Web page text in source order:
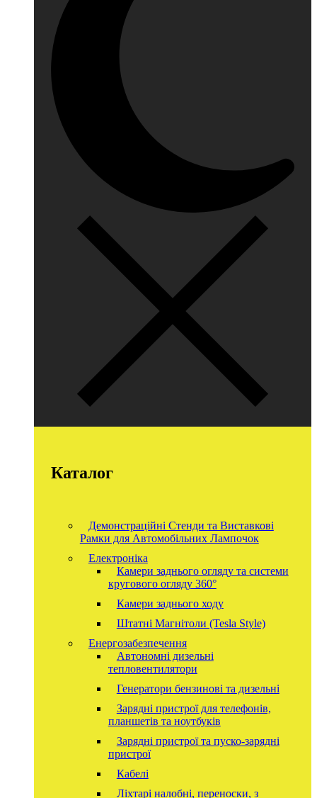
Каталог
Демонстраційні Стенди та Виставкові
Рамки для Автомобільних Лампочок
Електроніка
Камери заднього огляду та системи
кругового огляду 360°
Камери заднього ходу
Штатні Магнітоли (Tesla Style)
Енергозабезпечення
Автономні дизельні
тепловентилятори
Генератори бензинові та дизельні
Зарядні пристрої для телефонів,
планшетів та ноутбуків
Зарядні пристрої та пуско-зарядні
пристрої
Кабелі
Ліхтарі налобні, переноски, з